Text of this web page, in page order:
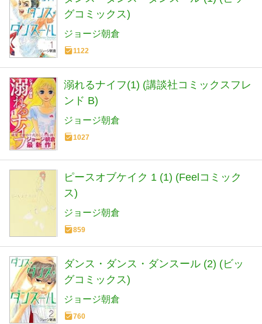
グコミックス)
ジョージ朝倉
1122
溺れるナイフ(1) (講談社コミックスフレ
ンド B)
ジョージ朝倉
1027
ピースオブケイク 1 (1) (Feelコミック
ス)
ジョージ朝倉
859
ダンス・ダンス・ダンスール (2) (ビッ
グコミックス)
ジョージ朝倉
760